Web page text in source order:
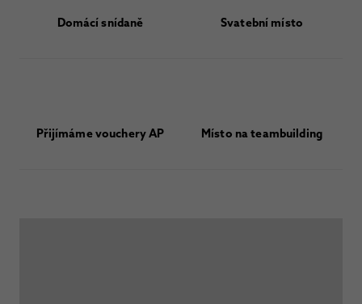
Domácí snídaně Svatební místo
Přijímáme vouchery AP Místo na teambuilding